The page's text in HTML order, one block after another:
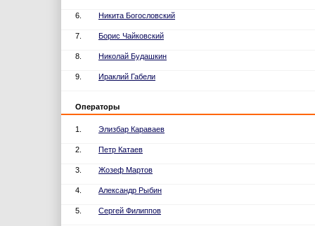
6. Никита Богословский
7. Борис Чайковский
8. Николай Будашкин
9. Ираклий Габели
Операторы
1. Элизбар Караваев
2. Петр Катаев
3. Жозеф Мартов
4. Александр Рыбин
5. Сергей Филиппов